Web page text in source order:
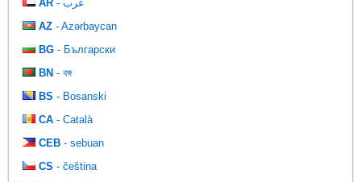
AR
- عرب
AZ - Azərbaycan
BG - Български
BN - বঙ্গ
BS - Bosanski
CA - Català
CEB - sebuan
CS - čeština